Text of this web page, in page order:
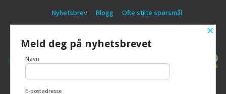
Nyhetsbrev Blogg Ofte stilte spørsmål
×
Meld deg på nyhetsbrevet
Navn
E-postadresse